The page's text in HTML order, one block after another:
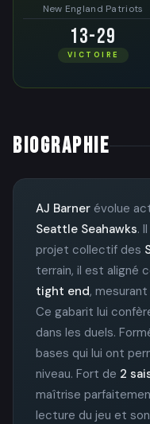
New England Patriots
13-29
VICTOIRE
BIOGRAPHIE
AJ Barner évolue
Seattle Seahawks.
projet collectif des
terrain, il est aligné
tight end, mesurant
Ce gabarit lui
dans les duels.
bases qui lui ont
niveau. Fort de 2
maîtrise
lecture du jeu et